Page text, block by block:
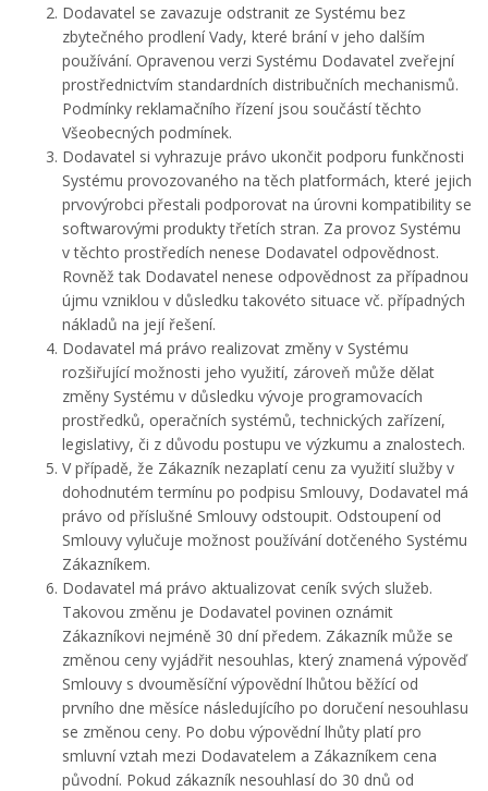
Dodavatel se zavazuje odstranit ze Systému bez
zbytečného prodlení Vady, které brání v jeho dalším
používání. Opravenou verzi Systému Dodavatel zveřejní
prostřednictvím standardních distribučních mechanismů.
Podmínky reklamačního řízení jsou součástí těchto
Všeobecných podmínek.
Dodavatel si vyhrazuje právo ukončit podporu funkčnosti
Systému provozovaného na těch platformách, které jejich
prvovýrobci přestali podporovat na úrovni kompatibility se
softwarovými produkty třetích stran. Za provoz Systému
v těchto prostředích nenese Dodavatel odpovědnost.
Rovněž tak Dodavatel nenese odpovědnost za případnou
újmu vzniklou v důsledku takovéto situace vč. případných
nákladů na její řešení.
Dodavatel má právo realizovat změny v Systému
rozšiřující možnosti jeho využití, zároveň může dělat
změny Systému v důsledku vývoje programovacích
prostředků, operačních systémů, technických zařízení,
legislativy, či z důvodu postupu ve výzkumu a znalostech.
V případě, že Zákazník nezaplatí cenu za využití služby v
dohodnutém termínu po podpisu Smlouvy, Dodavatel má
právo od příslušné Smlouvy odstoupit. Odstoupení od
Smlouvy vylučuje možnost používání dotčeného Systému
Zákazníkem.
Dodavatel má právo aktualizovat ceník svých služeb.
Takovou změnu je Dodavatel povinen oznámit
Zákazníkovi nejméně 30 dní předem. Zákazník může se
změnou ceny vyjádřit nesouhlas, který znamená výpověď
Smlouvy s dvouměsíční výpovědní lhůtou běžící od
prvního dne měsíce následujícího po doručení nesouhlasu
se změnou ceny. Po dobu výpovědní lhůty platí pro
smluvní vztah mezi Dodavatelem a Zákazníkem cena
původní. Pokud zákazník nesouhlasí do 30 dnů od